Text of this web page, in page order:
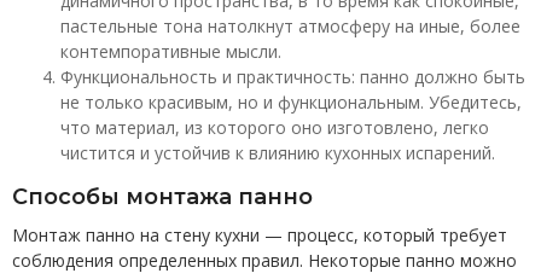
пастельные тона натолкнут атмосферу на иные, более
контемпоративные мысли.
Функциональность и практичность: панно должно быть
не только красивым, но и функциональным. Убедитесь,
что материал, из которого оно изготовлено, легко
чистится и устойчив к влиянию кухонных испарений.
Способы монтажа панно
Монтаж панно на стену кухни — процесс, который требует
соблюдения определенных правил. Некоторые панно можно